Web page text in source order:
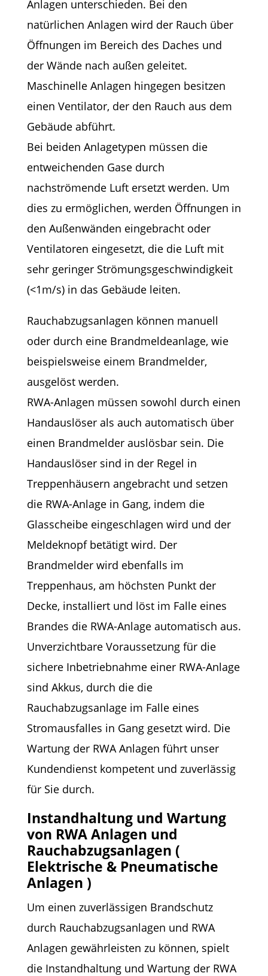
Anlagen unterschieden. Bei den
natürlichen Anlagen wird der Rauch über
Öffnungen im Bereich des Daches und
der Wände nach außen geleitet.
Maschinelle Anlagen hingegen besitzen
einen Ventilator, der den Rauch aus dem
Gebäude abführt.
Bei beiden Anlagetypen müssen die
entweichenden Gase durch
nachströmende Luft ersetzt werden. Um
dies zu ermöglichen, werden Öffnungen in
den Außenwänden eingebracht oder
Ventilatoren eingesetzt, die die Luft mit
sehr geringer Strömungsgeschwindigkeit
(<1m/s) in das Gebäude leiten.
Rauchabzugsanlagen können manuell
oder durch eine Brandmeldeanlage, wie
beispielsweise einem Brandmelder,
ausgelöst werden.
RWA-Anlagen müssen sowohl durch einen
Handauslöser als auch automatisch über
einen Brandmelder auslösbar sein. Die
Handauslöser sind in der Regel in
Treppenhäusern angebracht und setzen
die RWA-Anlage in Gang, indem die
Glasscheibe eingeschlagen wird und der
Meldeknopf betätigt wird. Der
Brandmelder wird ebenfalls im
Treppenhaus, am höchsten Punkt der
Decke, installiert und löst im Falle eines
Brandes die RWA-Anlage automatisch aus.
Unverzichtbare Voraussetzung für die
sichere Inbetriebnahme einer RWA-Anlage
sind Akkus, durch die die
Rauchabzugsanlage im Falle eines
Stromausfalles in Gang gesetzt wird. Die
Wartung der RWA Anlagen führt unser
Kundendienst kompetent und zuverlässig
für Sie durch.
Instandhaltung und Wartung
von RWA Anlagen und
Rauchabzugsanlagen (
Elektrische & Pneumatische
Anlagen )
Um einen zuverlässigen Brandschutz
durch Rauchabzugsanlagen und RWA
Anlagen gewährleisten zu können, spielt
die Instandhaltung und Wartung der RWA